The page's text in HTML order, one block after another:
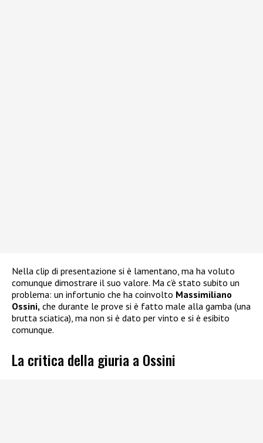
Nella clip di presentazione si è lamentano, ma ha voluto
comunque dimostrare il suo valore. Ma c’è stato subito un
problema: un infortunio che ha coinvolto Massimiliano
Ossini, che durante le prove si è fatto male alla gamba (una
brutta sciatica), ma non si è dato per vinto e si è esibito
comunque.
La critica della giuria a Ossini